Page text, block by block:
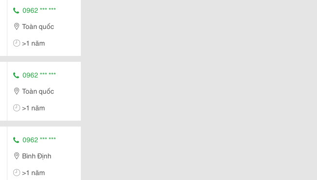
0962 *** ***
Toàn quốc
>1 năm
0962 *** ***
Toàn quốc
>1 năm
0962 *** ***
Bình Định
>1 năm